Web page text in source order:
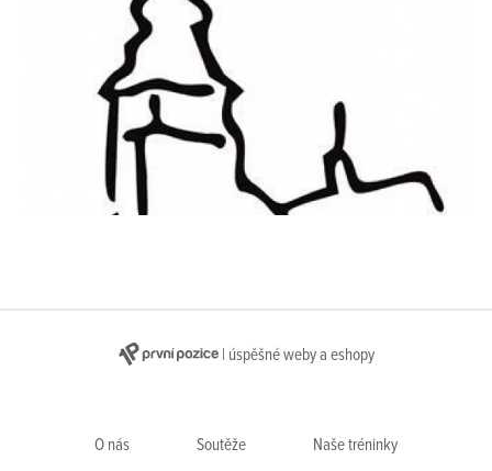
| úspěšné weby a eshopy
O nás Soutěže Naše tréninky